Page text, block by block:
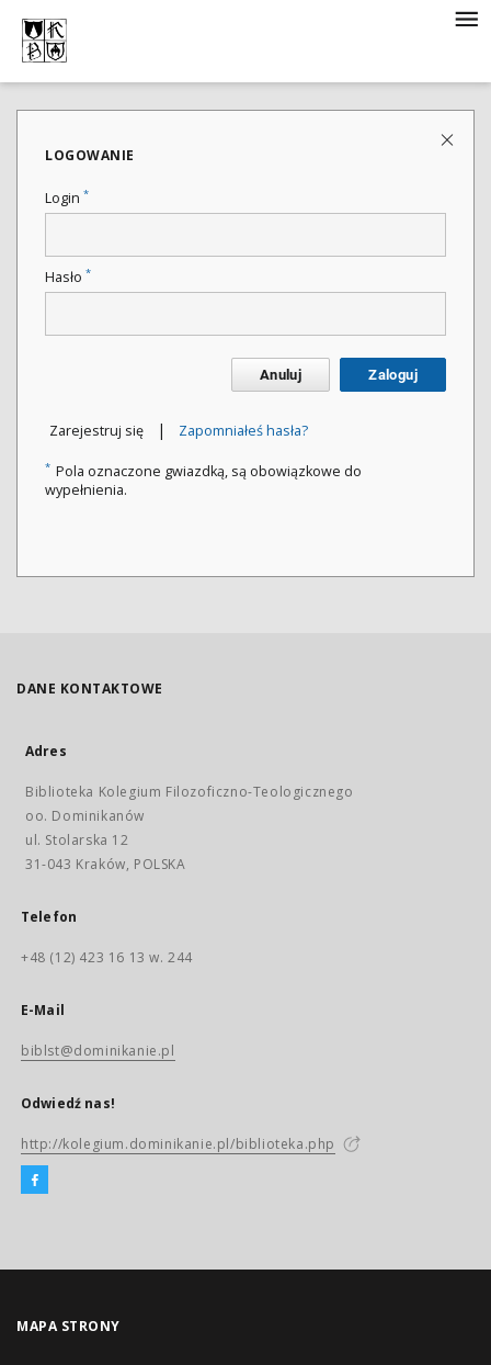
LOGOWANIE
Login *
Hasło *
Anuluj Zaloguj
Zarejestruj się | Zapomniałeś hasła?
* Pola oznaczone gwiazdką, są obowiązkowe do
wypełnienia.
DANE KONTAKTOWE
Adres
Biblioteka Kolegium Filozoficzno-Teologicznego
oo. Dominikanów
ul. Stolarska 12
31-043 Kraków, POLSKA
Telefon
+48 (12) 423 16 13 w. 244
E-Mail
biblst@dominikanie.pl
Odwiedź nas!
http://kolegium.dominikanie.pl/biblioteka.php
MAPA STRONY